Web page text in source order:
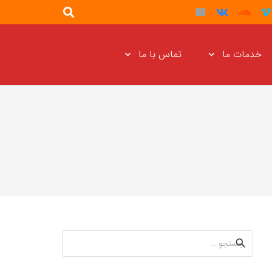
خدمات ما تماس با ما
جستجو
برای: